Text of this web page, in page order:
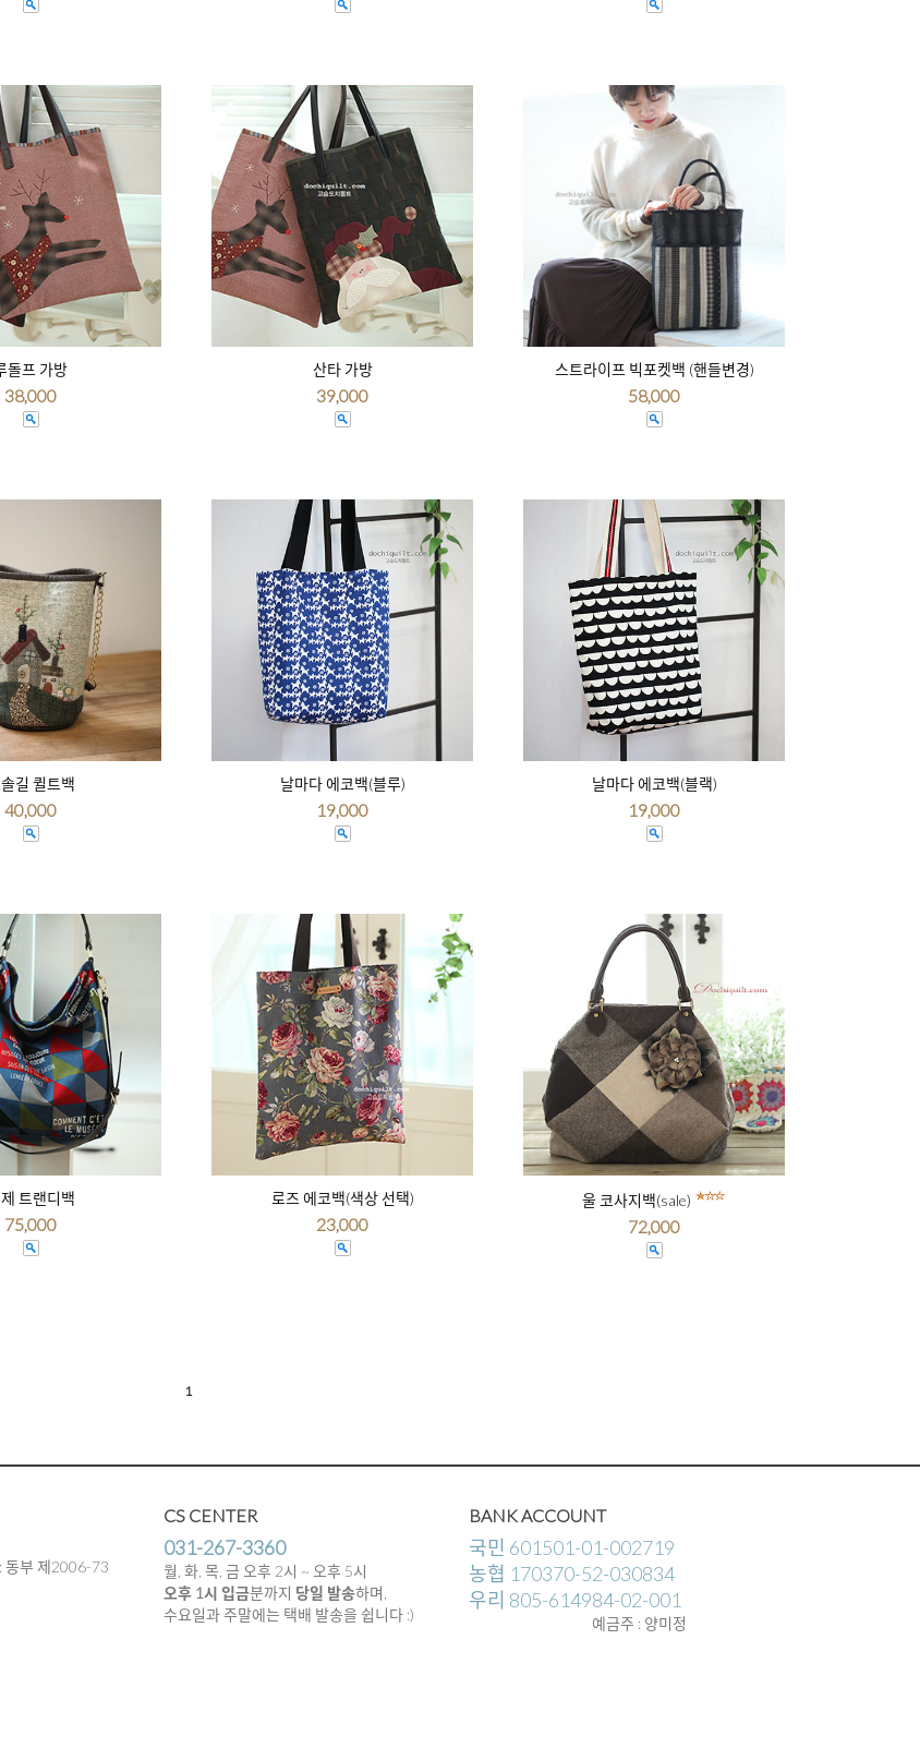
돌프 가방
38,000
산타 가방
39,000
스트라이프 빅포켓백 (핸들변경)
58,000
길 퀼트백
40,000
날마다 에코백(블루)
19,000
날마다 에코백(블랙)
19,000
트랜디백
75,000
로즈 에코백(색상 선택)
23,000
울 코사지백(sale)
72,000
1
동부 제2006-73
CS CENTER
031-267-3360
월, 화, 목, 금 오후 2시 ~ 오후 5시
오후 1시 입금분까지 당일 발송하며,
수요일과 주말에는 택배 발송을 쉽니다 :)
BANK ACCOUNT
국민 601501-01-002719
농협 170370-52-030834
우리 805-614984-02-001
예금주 : 양미정